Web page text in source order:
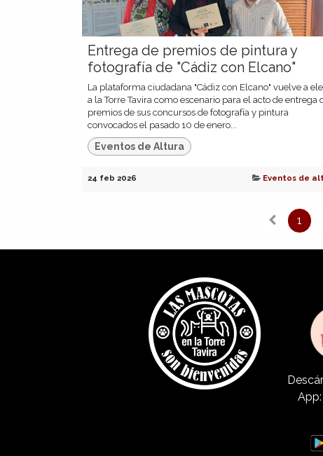
Entrega de premios de pintura y
fotografía de "Cádiz con Elcano"
La plataforma ciudadana "Cádiz con Elcano" vuelve a
a la Torre Tavira como escenario para el acto de entrega
premios de sus concursos de fotografía y pintura
convocados el pasado 10 de enero...
Eventos de Altura
24 feb 2026 Eventos de
1
App: